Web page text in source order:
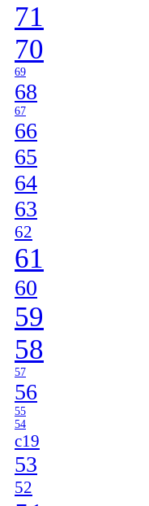
71
70
69
68
67
66
65
64
63
62
61
60
59
58
57
56
55
54
c19
53
52